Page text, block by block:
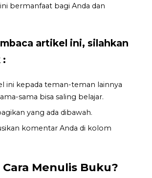
bermanfaat bagi Anda dan
artikel ini, silahkan
:
ini kepada teman-teman lainnya
sama bisa saling belajar.
yang ada dibawah.
komentar Anda di kolom
Menulis Buku?